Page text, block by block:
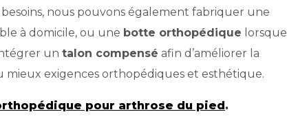
nous pouvons également fabriquer une
à domicile, ou une botte orthopédique lorsque
un talon compensé afin d’améliorer la
exigences orthopédiques et esthétique.
pour arthrose du pied .